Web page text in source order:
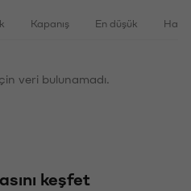
Kapanış En düşük
veri bulunamadı.
keşfet